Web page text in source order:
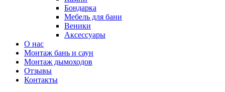
Бондарка
Мебель для бани
Веники
Аксессуары
О нас
Монтаж бань и саун
Монтаж дымоходов
Отзывы
Контакты